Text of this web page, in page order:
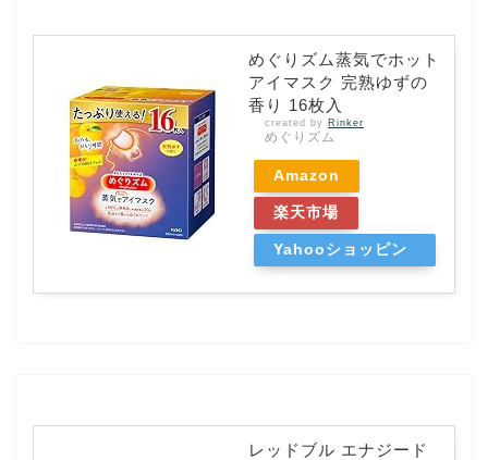
めぐりズム蒸気でホット
アイマスク 完熟ゆずの
香り 16枚入
created by Rinker
めぐりズム
Amazon
楽天市場
Yahooショッピン
レッドブル エナジード